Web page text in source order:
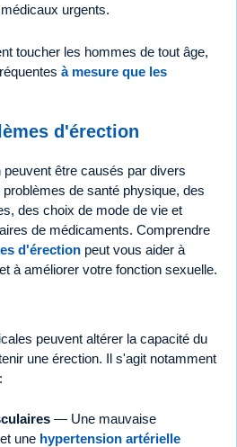
urgents.
toucher les hommes de tout âge,
à mesure que les
d'érection
être causés par divers
de santé physique, des
des choix de mode de vie et
de médicaments. Comprendre
d'érection peut vous aider à
à améliorer votre fonction sexuelle.
peuvent altérer la capacité du
une érection. Il s'agit notamment
— Une mauvaise
une hypertension artérielle